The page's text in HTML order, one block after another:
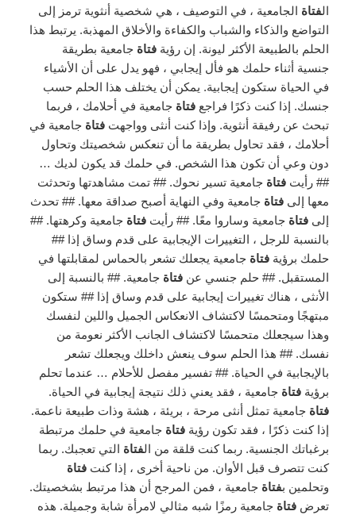
الفتاة الجامعية ، في التوصيف ، هي شخصية أنثوية ترمز إلى
التواضع والذكاء والشباب والكفاءة والأخلاق المهذبة. يرتبط هذا
الحلم بالطبيعة الأكثر ليونة. إن رؤيةفتاة جامعية بطريقة
جنسية أثناء حلمك هو فأل إيجابي ، فهو يدل على أن الأشياء
في الحياة ستكون إيجابية. يمكن أن يختلف هذا الحلم حسب
جنسك. إذا كنت ذكرًا فراجعفتاة جامعية في أحلامك ، فربما
تبحث عن رفيقة أنثوية. وإذا كنت أنثى وواجهتفتاة جامعية في
أحلامك ، فقد تحاول بطريقة ما أن تنعكس شخصيتك وتحاول
دون وعي أن تكون هذا الشخص. في حلمك قد يكون لديك …
## رأيتفتاة جامعية تسير نحوك. ## تمت مشاهدتها وتحدثت
معها إلىفتاة جامعية وفي النهاية أصبح صداقة معها. ## تحدث
إلىفتاة جامعية وساروا معًا. ## رأيتفتاة جامعية وكرهتها. ##
بالنسبة للرجل ، التغييرات الإيجابية على قدم وساق إذا ##
حلمك برؤيةفتاة جامعية يجعلك تشعر بالحماس لمقابلتها في
المستقبل. ## حلم جنسي عنفتاة جامعية. ## بالنسبة إلى
الأنثى ، هناك تغييرات إيجابية على قدم وساق إذا ## ستكون
مبتهجًا ومتحمسًا لاكتشاف الانعكاس الجميل واللين لنفسك
وهذا سيجعلك متحمسًا لاكتشاف الجانب الأكثر نعومة من
نفسك. ## هذا الحلم سوف ينعش داخلك ويجعلك تشعر
بالإيجابية في الحياة. ## تفسير مفصل للأحلام … عندما تحلم
برؤيةفتاة جامعية ، فقد يعني ذلك نتيجة إيجابية في الحياة.
فتاة جامعية تمثل أنثى مرحة ، بريئة ، هشة وذات طبيعة ناعمة.
إذا كنت ذكرًا ، فقد تكون رؤيةفتاة جامعية في حلمك مرتبطة
برغباتك الجنسية. ربما كنت قلقة من الفتاة التي تعجبك. ربما
كنت تتصرف قبل الأوان. من ناحية أخرى ، إذا كنتفتاة
وتحلمين بفتاة جامعية ، فمن المرجح أن هذا مرتبط بشخصيتك.
تعرضفتاة جامعية رمزًا شبه مثالي لامرأة شابة وجميلة. هذه